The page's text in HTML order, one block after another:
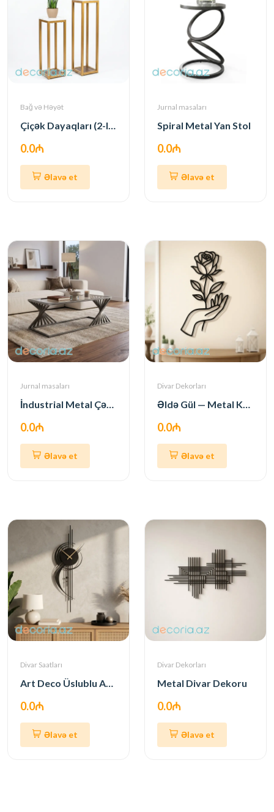
Bağ və Həyət
Çiçək Dayaqları (2-li Dəst)
0.0₼
Əlavə et
Jurnal masaları
Spiral Metal Yan Stol
0.0₼
Əlavə et
Jurnal masaları
İndustrial Metal Çərçivəli Şüşə Üstlü Jurnal Stolu
0.0₼
Əlavə et
Divar Dekorları
Əldə Gül — Metal Kontur Divar Sənəti
0.0₼
Əlavə et
Divar Saatları
Art Deco Üslublu Abstrakt Metal Divar Saatı
0.0₼
Əlavə et
Divar Dekorları
Metal Divar Dekoru
0.0₼
Əlavə et